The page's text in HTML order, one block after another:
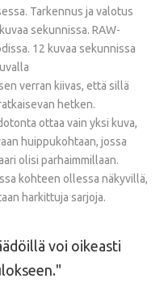
Tarkennus ja valotus
sekunnissa. RAW-
12 kuvaa sekunnissa
verran kiivas, että sillä
hetken.
ottaa vain yksi kuva,
huippukohtaan, jossa
olisi parhaimmillaan.
kohteen ollessa näkyvillä,
harkittuja sarjoja.
voi oikeasti